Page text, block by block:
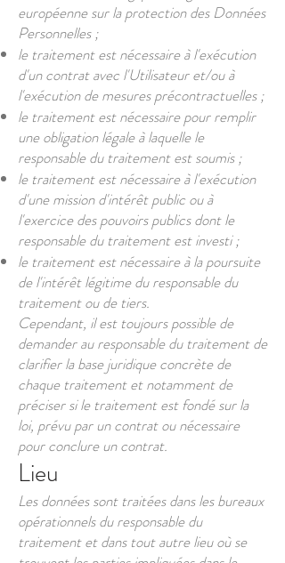
européenne sur la protection des Données
Personnelles ;
le traitement est nécessaire à l'exécution
d'un contrat avec l'Utilisateur et/ou à
l'exécution de mesures précontractuelles ;
le traitement est nécessaire pour remplir
une obligation légale à laquelle le
responsable du traitement est soumis ;
le traitement est nécessaire à l'exécution
d'une mission d'intérêt public ou à
l'exercice des pouvoirs publics dont le
responsable du traitement est investi ;
le traitement est nécessaire à la poursuite
de l'intérêt légitime du responsable du
traitement ou de tiers.
Cependant, il est toujours possible de
demander au responsable du traitement de
clarifier la base juridique concrète de
chaque traitement et notamment de
préciser si le traitement est fondé sur la
loi, prévu par un contrat ou nécessaire
pour conclure un contrat.
Lieu
Les données sont traitées dans les bureaux
opérationnels du responsable du
traitement et dans tout autre lieu où se